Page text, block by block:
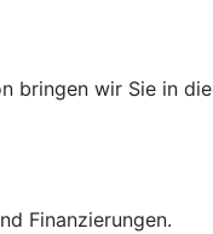
bringen wir Sie in die
Finanzierungen.